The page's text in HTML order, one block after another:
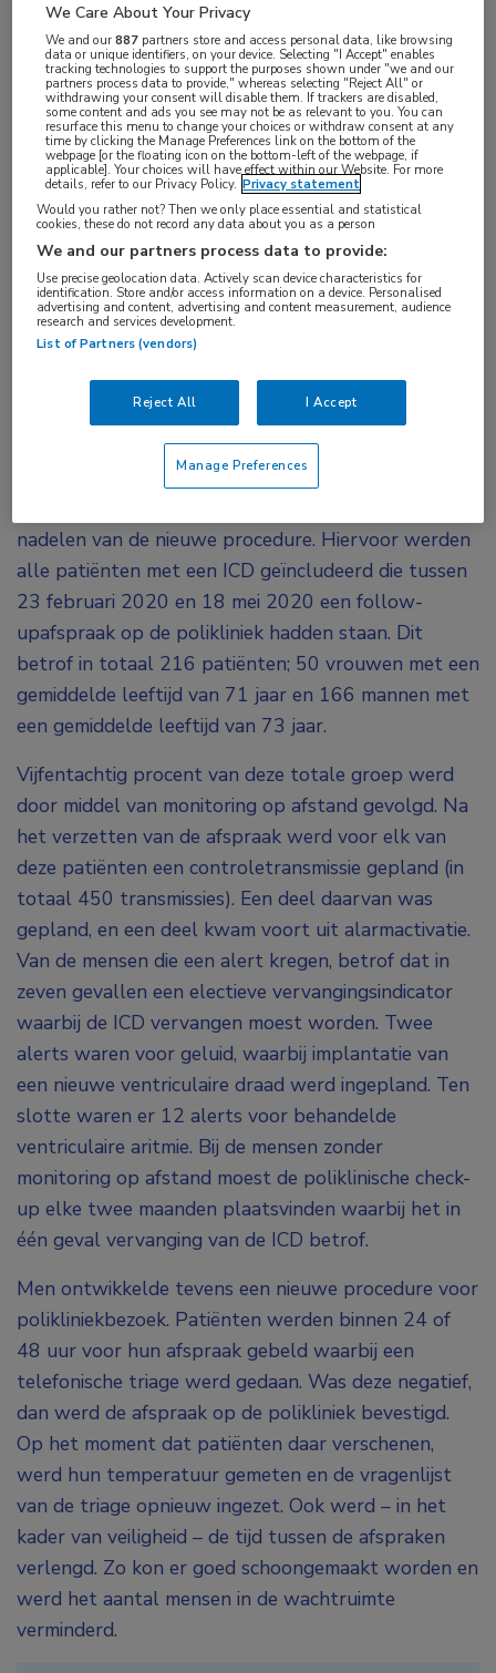
Het op afstand monitoren van een
implanteerbare cardioverter-defibrillator (ICD)
blijkt zeer nuttig te zijn. Dit vermindert niet
alleen het aantal bezoeken door de patiënt aan
de polikliniek en daarmee het aantal contacten,
maar maakt ook een snelle identificatie van
technische en klinische problemen mogelijk.
Tijdens de COVID-19-pandemie is in een ziekenhuis
in Bologna de controle van ICD’s op de polikliniek
sterk afgenomen terwijl monitoring op afstand juist
toenam. Zanni et al. beschreven in deze studie het
nadelen van de nieuwe procedure. Hiervoor werden
alle patiënten met een ICD geïncludeerd die tussen
23 februari 2020 en 18 mei 2020 een follow-
upafspraak op de polikliniek hadden staan. Dit
betrof in totaal 216 patiënten; 50 vrouwen met een
gemiddelde leeftijd van 71 jaar en 166 mannen met
een gemiddelde leeftijd van 73 jaar.
Vijfentachtig procent van deze totale groep werd
door middel van monitoring op afstand gevolgd. Na
het verzetten van de afspraak werd voor elk van
deze patiënten een controletransmissie gepland (in
totaal 450 transmissies). Een deel daarvan was
gepland, en een deel kwam voort uit alarmactivatie.
Van de mensen die een alert kregen, betrof dat in
zeven gevallen een electieve vervangingsindicator
waarbij de ICD vervangen moest worden. Twee
alerts waren voor geluid, waarbij implantatie van
een nieuwe ventriculaire draad werd ingepland. Ten
slotte waren er 12 alerts voor behandelde
ventriculaire aritmie. Bij de mensen zonder
monitoring op afstand moest de poliklinische check-
up elke twee maanden plaatsvinden waarbij het in
één geval vervanging van de ICD betrof.
Men ontwikkelde tevens een nieuwe procedure voor
polikliniekbezoek. Patiënten werden binnen 24 of
48 uur voor hun afspraak gebeld waarbij een
telefonische triage werd gedaan. Was deze negatief,
dan werd de afspraak op de polikliniek bevestigd.
Op het moment dat patiënten daar verschenen,
werd hun temperatuur gemeten en de vragenlijst
van de triage opnieuw ingezet. Ook werd – in het
kader van veiligheid – de tijd tussen de afspraken
verlengd. Zo kon er goed schoongemaakt worden en
werd het aantal mensen in de wachtruimte
verminderd.
Tags:
,telemonitoring
We Care About Your Privacy
We and our887 partners store and access personal data, like browsing
data or unique identifiers, on your device. Selecting "I Accept" enables
tracking technologies to support the purposes shown under "we and our
partners process data to provide," whereas selecting "Reject All" or
withdrawing your consent will disable them. If trackers are disabled,
some content and ads you see may not be as relevant to you. You can
resurface this menu to change your choices or withdraw consent at any
time by clicking the Manage Preferences link on the bottom of the
webpage [or the floating icon on the bottom-left of the webpage, if
applicable]. Your choices will have effect within our Website. For more
details, refer to our Privacy Policy. Privacy statement
Would you rather not? Then we only place essential and statistical
cookies, these do not record any data about you as a person
We and our partners process data to provide:
Use precise geolocation data. Actively scan device characteristics for
identification. Store and/or access information on a device. Personalised
advertising and content, advertising and content measurement, audience
research and services development.
List of Partners (vendors)
Reject All I Accept
Manage Preferences